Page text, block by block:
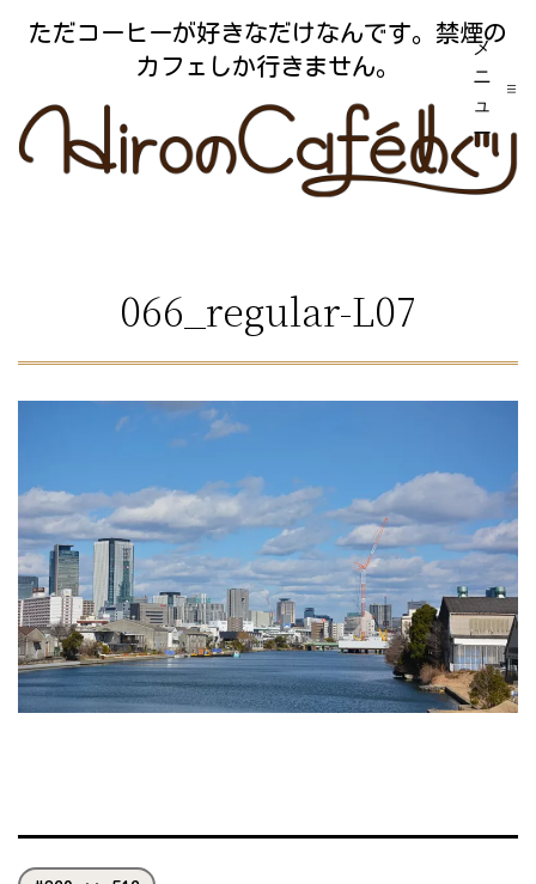
ン
ただコーヒーが好きなだけなんです。禁煙の
カフェしか行きません。
メ
ニ
ュ
ー
066_regular-L07